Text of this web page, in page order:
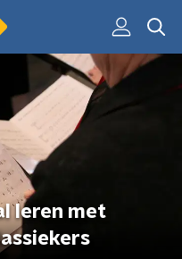
leren met